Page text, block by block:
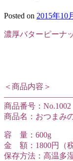
Posted on 2015年10
濃厚バターピーナ
＜商品内容＞
商品番号：No.1002
商品名：おつまみ
容 量：600g
金 額：1800円（税
保存方法：高温多